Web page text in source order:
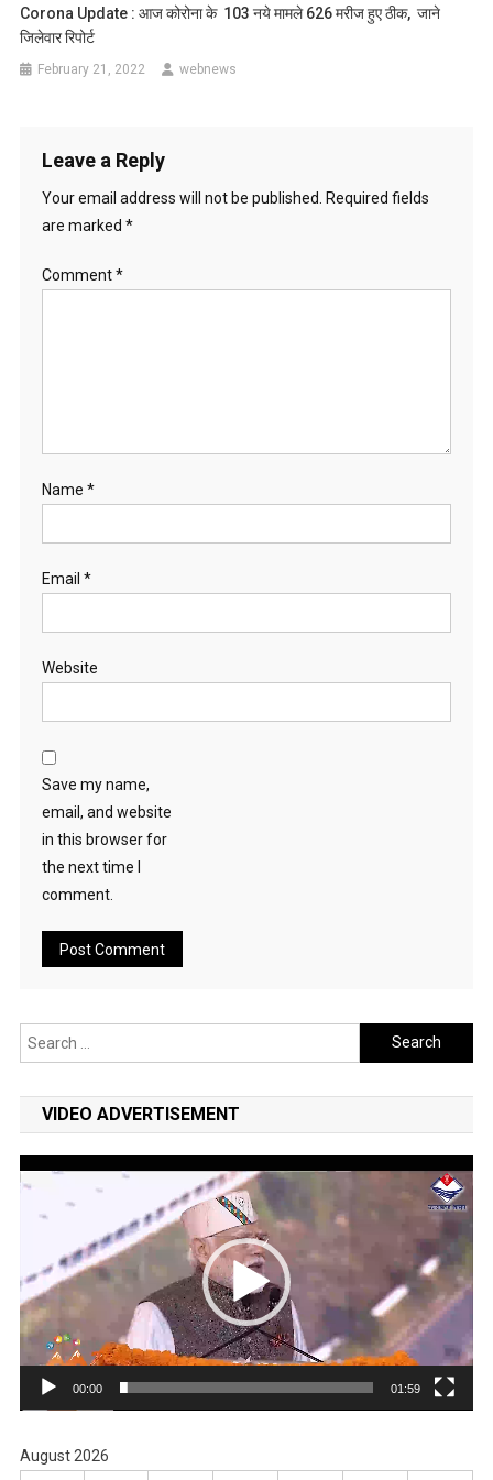
Corona Update : आज कोरोना के 103 नये मामले 626 मरीज हुए ठीक, जाने
जिलेवार रिपोर्ट
February 21, 2022 webnews
Leave a Reply
Your email address will not be published. Required fields
are marked *
Comment*
Name *
Email *
Website
Save my name,
email, and website
in this browser for
the next time I
comment.
Search
for:
VIDEO ADVERTISEMENT
Video
Player
00:00 01:59
August 2026